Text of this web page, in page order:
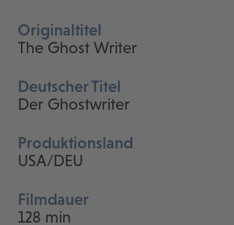
Originaltitel
The Ghost Writer
Deutscher Titel
Der Ghostwriter
Produktionsland
USA/DEU
Filmdauer
128 min